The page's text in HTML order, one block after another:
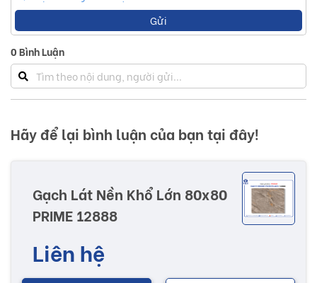
Gửi
0Bình Luận
Hãy để lại bình luận của bạn tại đây!
Gạch Lát Nền Khổ Lớn 80x80
PRIME 12888
Liên hệ